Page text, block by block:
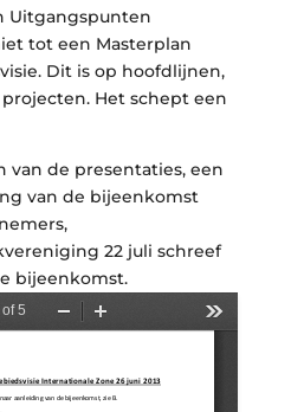
Uitgangspunten
tot een Masterplan
Dit is op hoofdlijnen,
Het schept een
van de presentaties, een
van de bijeenkomst
22 juli schreef
bijeenkomst.